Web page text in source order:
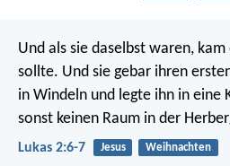
Und als sie daselbst waren,
sollte. Und sie gebar ihren
in Windeln und legte ihn in eine
sonst keinen Raum in der
Lukas 2:6-7 Jesus Weihnachten